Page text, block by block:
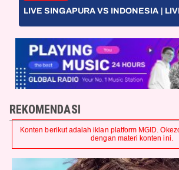
LIVE SINGAPURA VS INDONESIA |